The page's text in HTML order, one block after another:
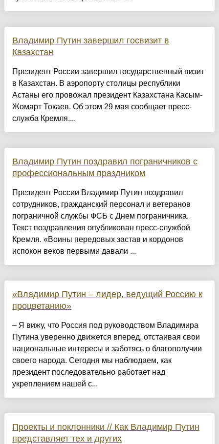
Владимир Путин завершил госвизит в
Казахстан
Президент России завершил государственный визит
в Казахстан. В аэропорту столицы республики
Астаны его провожал президент Казахстана Касым-
Жомарт Токаев. Об этом 29 мая сообщает пресс-
служба Кремля....
Владимир Путин поздравил пограничников с
профессиональным праздником
Президент России Владимир Путин поздравил
сотрудников, гражданский персонал и ветеранов
пограничной службы ФСБ с Днем пограничника.
Текст поздравления опубликован пресс-службой
Кремля. «Воины передовых застав и кордонов
испокон веков первыми давали ...
«Владимир Путин – лидер, ведущий Россию к
процветанию»
– Я вижу, что Россия под руководством Владимира
Путина уверенно движется вперед, отстаивая свои
национальные интересы и заботясь о благополучии
своего народа. Сегодня мы наблюдаем, как
президент последовательно работает над
укреплением нашей с...
Проекты и поклонники // Как Владимир Путин
представляет тех и других